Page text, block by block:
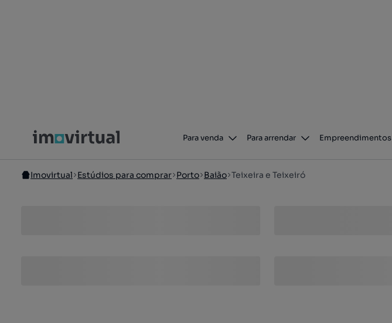
Para venda Para arrendar Empreendimentos
Imovirtual Estúdios para comprar Porto Baião Teixeira e Teixeiró